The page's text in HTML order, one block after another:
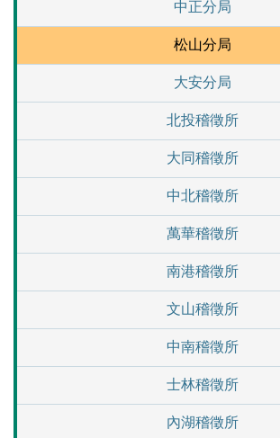
中正分局
松山分局
大安分局
北投稽徵所
大同稽徵所
中北稽徵所
萬華稽徵所
南港稽徵所
文山稽徵所
中南稽徵所
士林稽徵所
內湖稽徵所